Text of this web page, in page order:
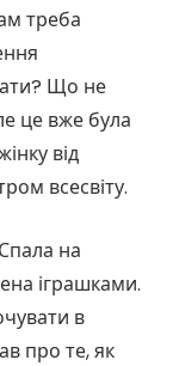
треба
Що не
це вже була
від
всесвіту.
на
іграшками.
в
про те, як